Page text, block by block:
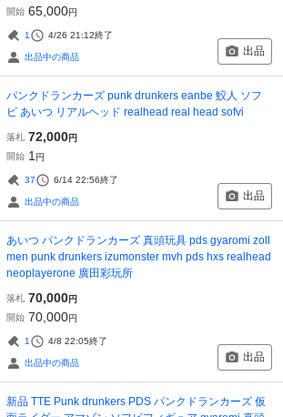
開始 65,000円
1 4/26 21:12終了
出品中の商品 出品
パンクドランカーズ punk drunkers eanbe 鮫人 ソフ
ビ あいつ リアルヘッド realhead real head sofvi
落札 72,000円
開始 1 円
37 6/14 22:56終了
出品中の商品 出品
あいつ パンクドランカーズ 真頭玩具 pds gyaromi zoll
men punk drunkers izumonster mvh pds hxs realhead
neoplayerone 廣田彩玩所
落札 70,000円
開始 70,000円
1 4/8 22:05終了
出品中の商品 出品
新品 TTE Punk drunkers PDS パンクドランカーズ 仮